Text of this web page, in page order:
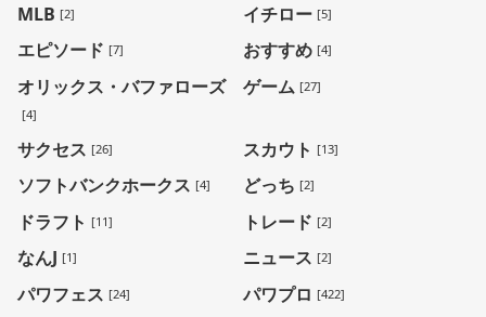
MLB [2] イチロー [5]
エピソード [7] おすすめ [4]
オリックス・バファローズ
[4]
ゲーム [27]
サクセス [26] スカウト [13]
ソフトバンクホークス [4] どっち [2]
ドラフト [11] トレード [2]
なんJ [1] ニュース [2]
パワフェス [24] パワプロ [422]